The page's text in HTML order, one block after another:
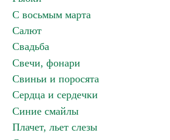
С восьмым марта
Салют
Свадьба
Свечи, фонари
Свиньи и поросята
Сердца и сердечки
Синие смайлы
Плачет, льет слезы